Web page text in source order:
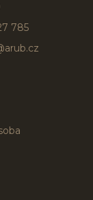
785